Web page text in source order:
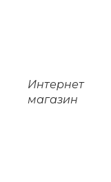
Интернет
магазин